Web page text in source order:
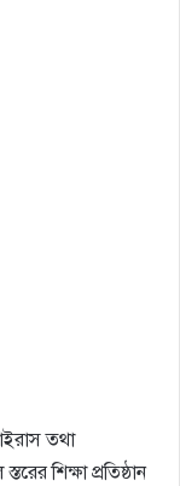
তথা
শিক্ষা প্রতিষ্ঠান